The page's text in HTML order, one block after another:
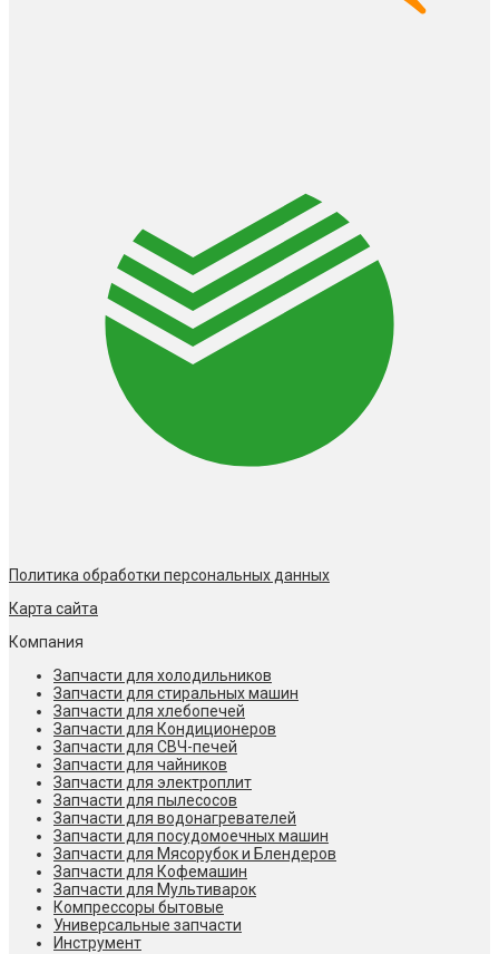
Политика обработки персональных данных
Карта сайта
Компания
Запчасти для холодильников
Запчасти для стиральных машин
Запчасти для хлебопечей
Запчасти для Кондиционеров
Запчасти для СВЧ-печей
Запчасти для чайников
Запчасти для электроплит
Запчасти для пылесосов
Запчасти для водонагревателей
Запчасти для посудомоечных машин
Запчасти для Мясорубок и Блендеров
Запчасти для Кофемашин
Запчасти для Мультиварок
Компрессоры бытовые
Универсальные запчасти
Инструмент